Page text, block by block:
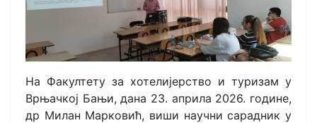
На Факултету за хотелијерство и туризам у
Врњачкој Бањи, дана 23. априла 2026. године,
др Милан Марковић, виши научни сарадник у